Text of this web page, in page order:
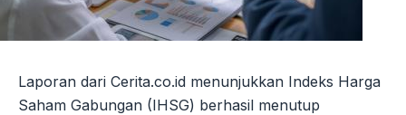
Laporan dari Cerita.co.id menunjukkan Indeks Harga
Saham Gabungan (IHSG) berhasil menutup